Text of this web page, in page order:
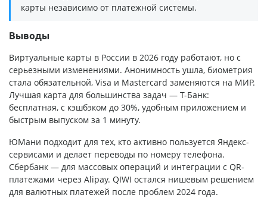
карты независимо от платежной системы.
Выводы
Виртуальные карты в России в 2026 году работают, но с
серьезными изменениями. Анонимность ушла, биометрия
стала обязательной, Visa и Mastercard заменяются на МИР.
Лучшая карта для большинства задач — Т-Банк:
бесплатная, с кэшбэком до 30%, удобным приложением и
быстрым выпуском за 1 минуту.
ЮМани подходит для тех, кто активно пользуется Яндекс-
сервисами и делает переводы по номеру телефона.
Сбербанк — для массовых операций и интеграции с QR-
платежами через Alipay. QIWI остался нишевым решением
для валютных платежей после проблем 2024 года.